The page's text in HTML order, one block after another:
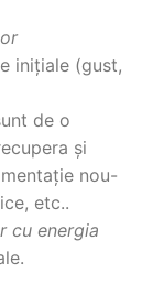
inițiale (gust,
de o
și
nou-
etc..
cu energia